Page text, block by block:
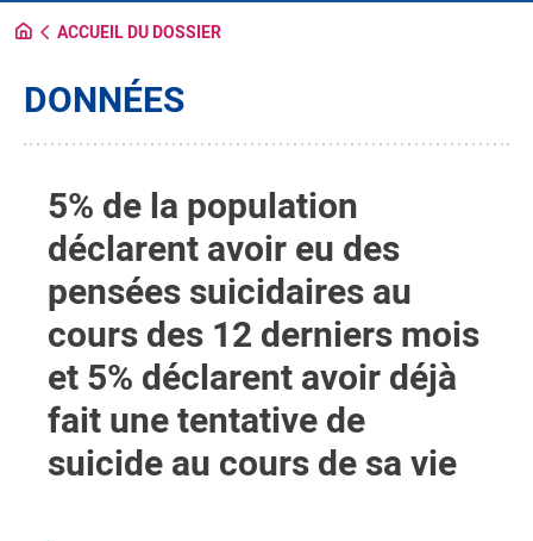
ACCUEIL DU DOSSIER
DONNÉES
5% de la population
déclarent avoir eu des
pensées suicidaires au
cours des 12 derniers mois
et 5% déclarent avoir déjà
fait une tentative de
suicide au cours de sa vie